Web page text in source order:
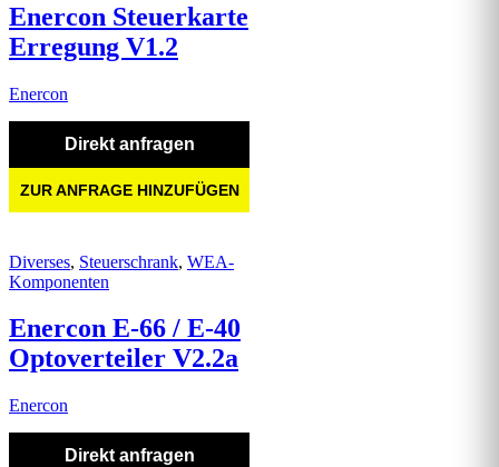
Enercon Steuerkarte
Erregung V1.2
Enercon
Direkt anfragen
ZUR ANFRAGE HINZUFÜGEN
Diverses, Steuerschrank, WEA-
Komponenten
Enercon E-66 / E-40
Optoverteiler V2.2a
Enercon
Direkt anfragen